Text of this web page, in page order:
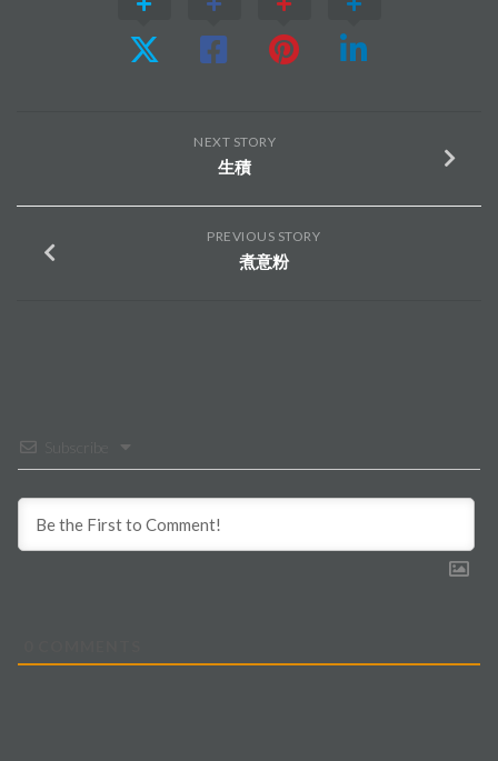
NEXT STORY
生積
PREVIOUS STORY
煮意粉